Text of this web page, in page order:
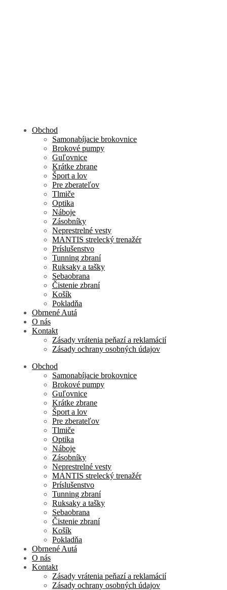
Obchod
Samonabíjacie brokovnice
Brokové pumpy
Guľovnice
Krátke zbrane
Šport a lov
Pre zberateľov
Tlmiče
Optika
Náboje
Zásobníky
Neprestrelné vesty
MANTIS strelecký trenažér
Príslušenstvo
Tunning zbraní
Ruksaky a tašky
Sebaobrana
Čistenie zbraní
Košík
Pokladňa
Obrnené Autá
O nás
Kontakt
Zásady vrátenia peňazí a reklamácií
Zásady ochrany osobných údajov
Obchod
Samonabíjacie brokovnice
Brokové pumpy
Guľovnice
Krátke zbrane
Šport a lov
Pre zberateľov
Tlmiče
Optika
Náboje
Zásobníky
Neprestrelné vesty
MANTIS strelecký trenažér
Príslušenstvo
Tunning zbraní
Ruksaky a tašky
Sebaobrana
Čistenie zbraní
Košík
Pokladňa
Obrnené Autá
O nás
Kontakt
Zásady vrátenia peňazí a reklamácií
Zásady ochrany osobných údajov